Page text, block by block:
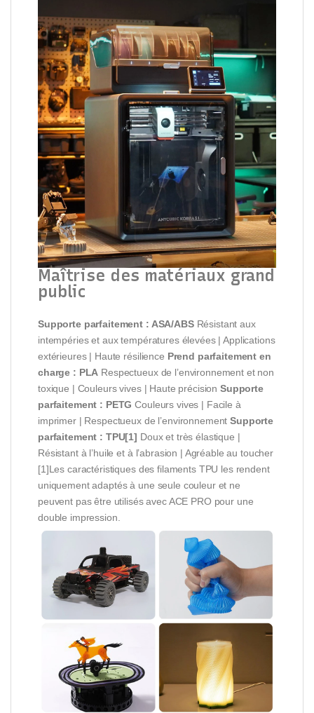
Maîtrise des matériaux grand
public
Supporte parfaitement : ASA/ABSRésistant aux
intempéries et aux températures élevées | Applications
extérieures | Haute résilience Prend parfaitement en
charge : PLA Respectueux de l’environnement et non
toxique | Couleurs vives | Haute précision Supporte
parfaitement : PETG Couleurs vives | Facile à
imprimer | Respectueux de l’environnementSupporte
parfaitement : TPU[1] Doux et très élastique |
Résistant à l’huile et à l’abrasion | Agréable au toucher
[1]Les caractéristiques des filaments TPU les rendent
uniquement adaptés à une seule couleur et ne
peuvent pas être utilisés avec ACE PRO pour une
double impression.